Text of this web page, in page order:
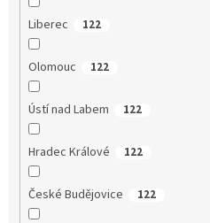
Liberec 122
Olomouc 122
Ústí nad Labem 122
Hradec Králové 122
České Budějovice 122